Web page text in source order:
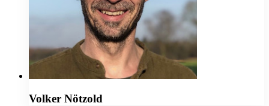
Volker Nötzold